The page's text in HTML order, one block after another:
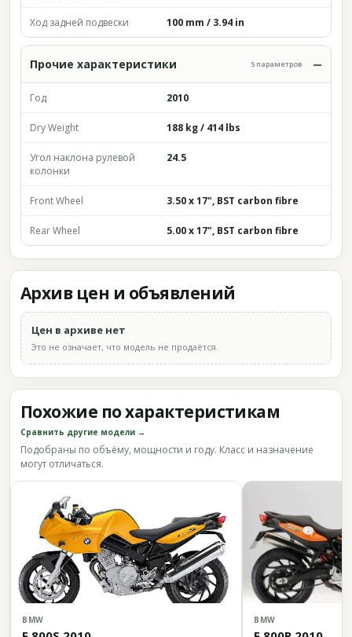
Ход задней подвески 100 mm / 3.94 in
Прочие характеристики 5 параметров
Год 2010
Dry Weight 188 kg / 414 lbs
Угол наклона рулевой
колонки
24.5
Front Wheel 3.50 x 17", BST carbon fibre
Rear Wheel 5.00 x 17", BST carbon fibre
Архив цен и объявлений
Цен в архиве нет
Это не означает, что модель не продаётся.
Похожие по характеристикам
Сравнить другие модели →
Подобраны по объёму, мощности и году. Класс и назначение
могут отличаться.
BMW BMW